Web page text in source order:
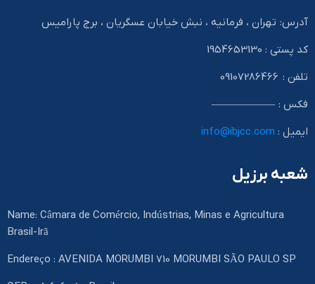
آدرس: تهران ، فرمانیه ، نبش خیابان عسگریان ، برج پارامیس
کد پستی : 1954653130
تلفن : 09107286466
فکس : ——————
ایمیل : info@ibjcc.com
شعبه برزیل
Name: Câmara de Comércio, Indústrias, Minas e Agricultura
Brasil-Irã
Endereço : AVENIDA MORUMBI 710 MORUMBI SÃO PAULO SP